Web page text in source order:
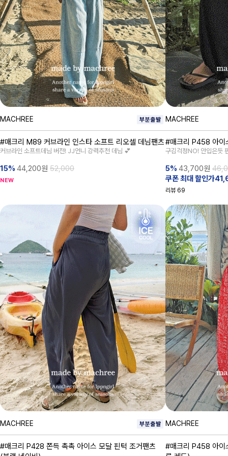
MACHREE
#매크리 M89 커브라인 인스타 소프트 리오셀 데님팬츠
커브라인 소프트데님 버전! JJ언니 강력추천 데님 💕
15% 44,200원 52,000
NEW
MACHREE
#매크리 P458 아이
구김걱정NO! 안입은듯
5% 43,700원
쿠폰 최대 할인가
리뷰 69
MACHREE
#매크리 P428 쫀득 촉촉 아이스 모달 핀턱 조거팬츠
MACHREE
#매크리 P458 아이